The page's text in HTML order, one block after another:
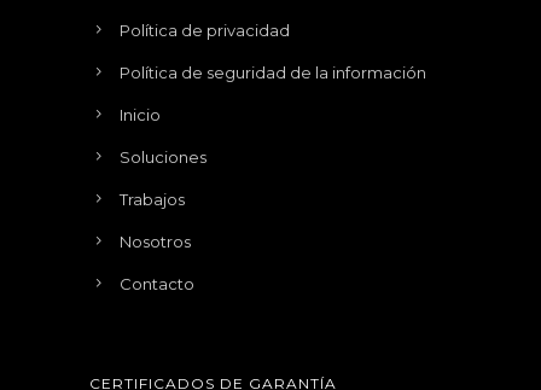
Política de privacidad
Política de seguridad de la información
Inicio
Soluciones
Trabajos
Nosotros
Contacto
CERTIFICADOS DE GARANTÍA